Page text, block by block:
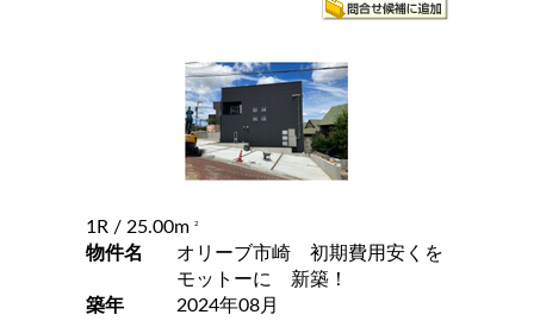
1R / 25.00m 2
物件名
オリーブ市崎 初期費用安くを
モットーに 新築！
築年
2024年08月